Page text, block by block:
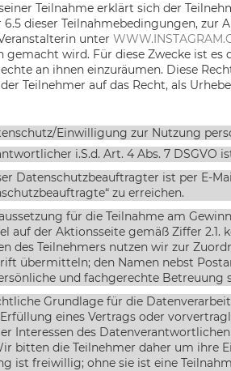
Teilnahme erklärt sich der
6.5dieser Teilnahmebedingungen, zur
unter
gemacht wird. Für diese Zwecke ist
an ihnen einzuräumen. Diese
Teilnehmer auf das Recht, als
Einwilligung zur Nutzung
i.S.d. Art. 4 Abs. 7 DSGVO
Datenschutzbeauftragter ist per E-
zu erreichen.
für die Teilnahme am
auf der Aktionsseite gemäß Ziffer 2.1.
des Teilnehmers nutzen wir zur
übermitteln; den Namen nebst
und fachgerechte Betreuung
Grundlage für die
eines Vertrags oder
Interessen des
bitten die Teilnehmer daher um ihre
ist freiwillig; ohne sie ist eine